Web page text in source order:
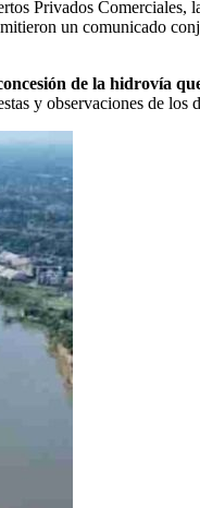
Privados Comerciales,
un comunicado
de la hidrovía
y observaciones de los